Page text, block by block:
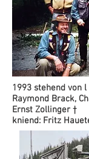
1993 stehend von
Raymond Brack,
Ernst Zollinger †
kniend: Fritz